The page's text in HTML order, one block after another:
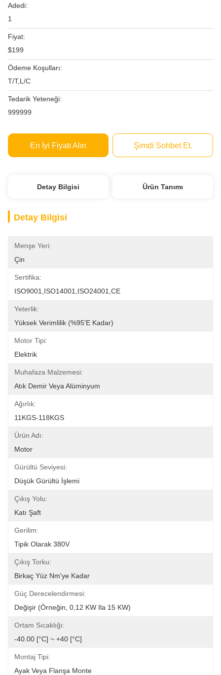
Adedi:
1
Fiyat:
$199
Ödeme Koşulları:
T/T,L/C
Tedarik Yeteneği:
999999
En İyi Fiyatı Alın Şimdi Sohbet Et.
Detay Bilgisi Ürün Tanımı
Detay Bilgisi
Menşe Yeri:
Çin
Sertifika:
ISO9001,ISO14001,ISO24001,CE
Yeterlik:
Yüksek Verimlilik (%95'e Kadar)
Motor Tipi:
Elektrik
Muhafaza Malzemesi:
Atık Demir Veya Alüminyum
Ağırlık:
11KGS-118KGS
Ürün Adı:
Motor
Gürültü Seviyesi:
Düşük Gürültü İşlemi
Çıkış Yolu:
Katı Şaft
Gerilim:
Tipik Olarak 380V
Çıkış Torku:
Birkaç Yüz Nm'ye Kadar
Güç Derecelendirmesi:
Değişir (örneğin, 0,12 KW Ila 15 KW)
Ortam Sıcaklığı:
-40.00 [°C] ~ +40 [°C]
Montaj Tipi:
Ayak Veya Flanşa Monte